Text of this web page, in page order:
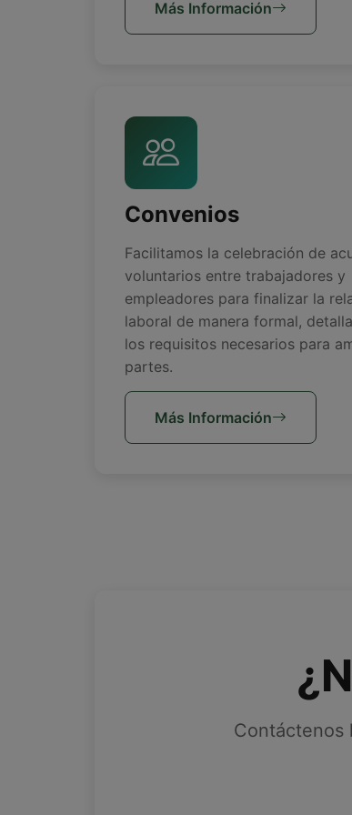
Más Información
Convenios
Facilitamos la celebración de
voluntarios entre trabajadores y
empleadores para finalizar la
laboral de manera formal,
los requisitos necesarios para
partes.
Más Información
Contáctenos